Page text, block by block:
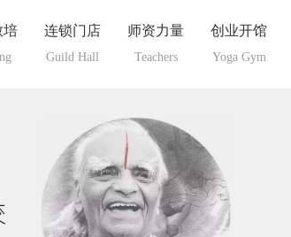
培 连锁门店
Guild Hall
师资力量
Teachers
创业开馆
Yoga Gym